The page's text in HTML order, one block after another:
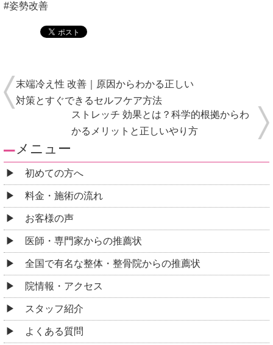
#姿勢改善
末端冷え性 改善｜原因からわかる正しい
対策とすぐできるセルフケア方法
ストレッチ 効果とは？科学的根拠からわ
かるメリットと正しいやり方
メニュー
初めての方へ
料金・施術の流れ
お客様の声
医師・専門家からの推薦状
全国で有名な整体・整骨院からの推薦状
院情報・アクセス
スタッフ紹介
よくある質問